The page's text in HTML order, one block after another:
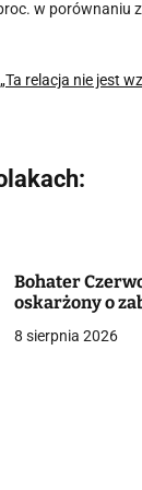
w porównaniu
relacja nie jest
Bohater
oskarżony o
8 sierpnia 2026